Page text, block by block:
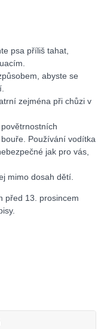
psa příliš tahat,
abyste se
zejména při chůzi v
Používání vodítka
jak pro vás,
mimo dosah dětí.
před 13. prosincem